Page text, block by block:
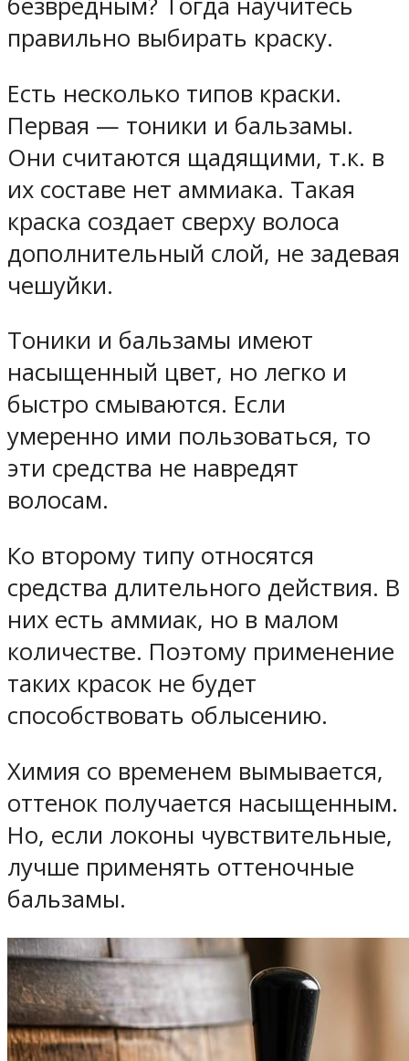
правильно выбирать краску.
Есть несколько типов краски.
Первая — тоники и бальзамы.
Они считаются щадящими, т.к. в
их составе нет аммиака. Такая
краска создает сверху волоса
дополнительный слой, не задевая
чешуйки.
Тоники и бальзамы имеют
насыщенный цвет, но легко и
быстро смываются. Если
умеренно ими пользоваться, то
эти средства не навредят
волосам.
Ко второму типу относятся
средства длительного действия. В
них есть аммиак, но в малом
количестве. Поэтому применение
таких красок не будет
способствовать облысению.
Химия со временем вымывается,
оттенок получается насыщенным.
Но, если локоны чувствительные,
лучше применять оттеночные
бальзамы.